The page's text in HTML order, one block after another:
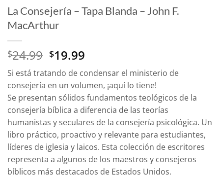
La Consejería – Tapa Blanda – John F.
MacArthur
$24.99 El
precio
original
era:
$24.99.
$19.99
precio
actual
es:
$19.99.
Si está tratando de condensar el ministerio de
consejería en un volumen, ¡aquí lo tiene!
Se presentan sólidos fundamentos teológicos de la
consejería bíblica a diferencia de las teorías
humanistas y seculares de la consejería psicológica. Un
libro práctico, proactivo y relevante para estudiantes,
líderes de iglesia y laicos. Esta colección de escritores
representa a algunos de los maestros y consejeros
bíblicos más destacados de Estados Unidos.